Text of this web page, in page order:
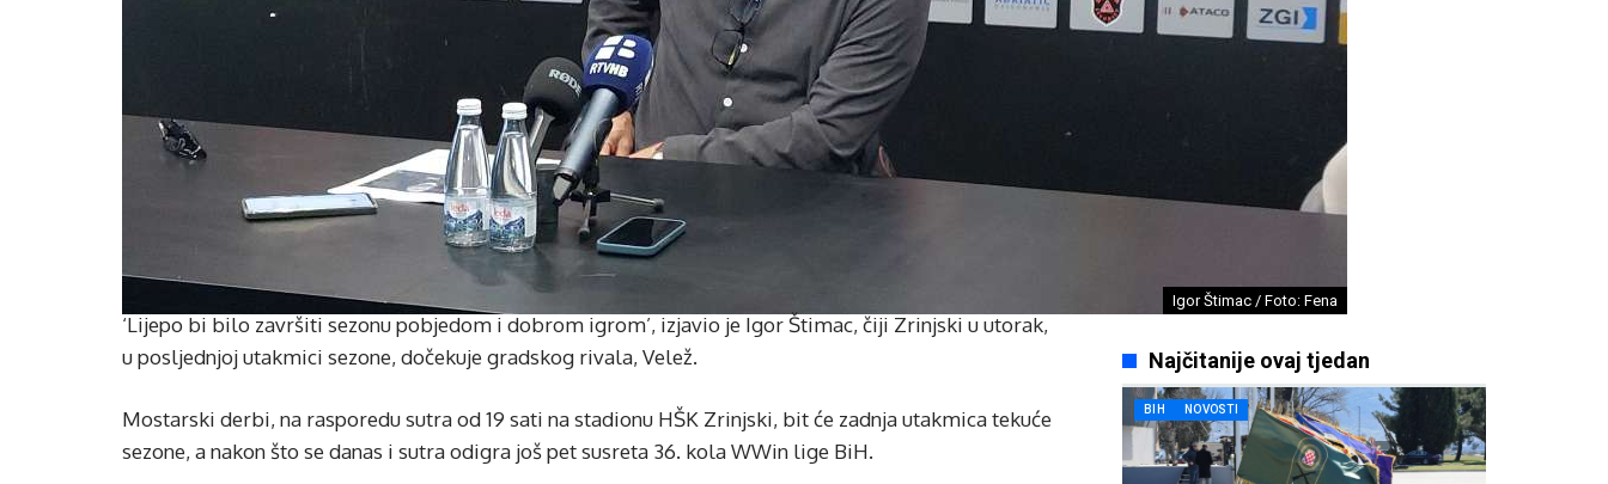
Igor Štimac / Foto: Fena
‘Lijepo bi bilo završiti sezonu pobjedom i dobrom igrom’, izjavio je Igor Štimac, čiji Zrinjski u utorak,
u posljednjoj utakmici sezone, dočekuje gradskog rivala, Velež.
Mostarski derbi, na rasporedu sutra od 19 sati na stadionu HŠK Zrinjski, bit će zadnja utakmica tekuće
sezone, a nakon što se danas i sutra odigra još pet susreta 36. kola WWin lige BiH.
Najčitanije ovaj tjedan
BIH NOVOSTI